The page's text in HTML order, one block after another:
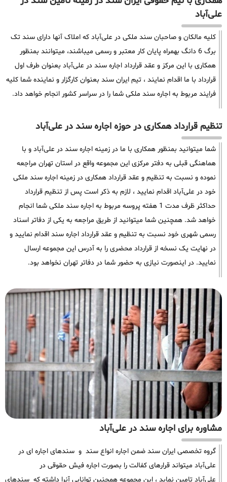
علی‌آباد
کلیه مالکان و صاحبان سند ملکی در علی‌آباد که املاک آنها دارای سند تک
برگ 6 دانگ بهمراه پایان کار معتبر و رسمی میباشند، میتوانند بمنظور
همکاری با این مرکز و عقد قرارداد اجاره سند در علی‌آباد بعنوان طرف اول
قرارداد با ما اقدام نمایند ، تیم ایران سند بعنوان کارگزار و نماینده شما کلیه
فرایند مربوط به اجاره سند ملکی شما را در سراسر کشور انجام خواهد داد.
تنظیم قرارداد همکاری در حوزه اجاره سند در علی‌آباد
شما میتوانید بمنظور همکاری با ما در زمینه اجاره سند در علی‌آباد و با
هماهنگی قبلی به دفتر مرکزی این مجموعه واقع در استان تهران مراجعه
نموده و نسبت به تنظیم و عقد قرارداد همکاری در زمینه اجاره سند ملکی
خود در علی‌آباد اقدام نمایید ، لازم به ذکر است پس از تنظیم قرارداد
حداکثر ظرف مدت 1 هفته پروسه مربوط به اجاره سند ملکی شما انجام
خواهد شد. همچنین شما میتوانید از طریق مراجعه به یکی از دفاتر اسناد
رسمی شهری خود نسبت به تنظیم و عقد قرارداد اجاره سند اقدام نمایید و
در نهایت یک نسخه از قرارداد محضری را به آدرس این مجموعه ارسال
نمایید. در اینصورت نیازی به حضور شما در دفاتر تهران نخواهد بود.
مشاوره برای اجاره سند در علی‌آباد
گروه تخصصی ایران سند ضمن اجاره انواع سند و سندهای اجاره ای در
علی‌آباد میتواند قرارهای کفالت را بصورت اجاره فیش حقوقی در
علی‌آباد تامین نماید ، این مجموعه همچنین توانایی آنرا داشته که سندهای